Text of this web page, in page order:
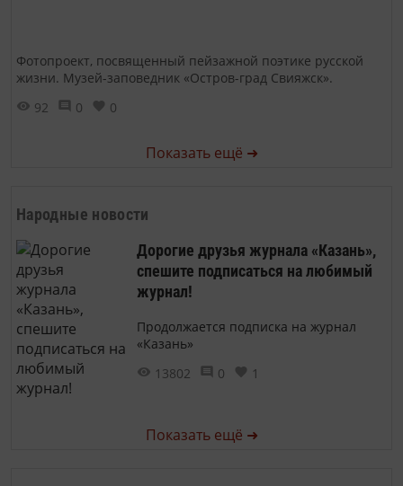
Фотопроект, посвященный пейзажной поэтике русской
жизни. Музей-заповедник «Остров-град Свияжск».
92
0 0
Показать ещё ➜
Народные новости
Дорогие друзья журнала «Казань»,
спешите подписаться на любимый
журнал!
Продолжается подписка на журнал
«Казань»
13802
0 1
Показать ещё ➜